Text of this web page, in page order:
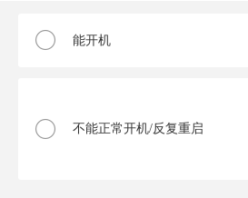
能开机
不能正常开机/反复重启